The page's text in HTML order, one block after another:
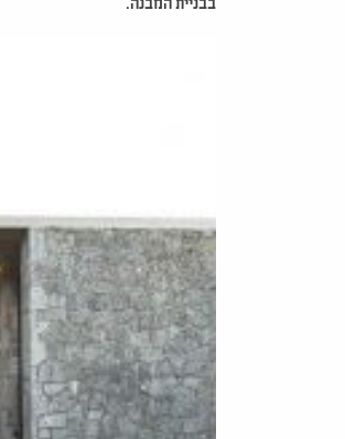
בבניית המבנה.